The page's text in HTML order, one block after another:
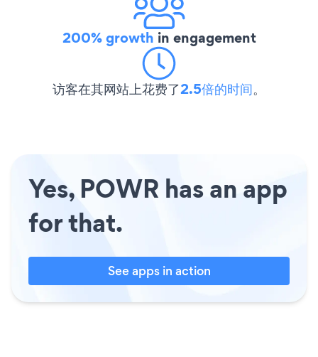
200% growth in engagement
访客在其网站上花费了2.5倍的时间。
Yes, POWR has an app
for that.
See apps in action